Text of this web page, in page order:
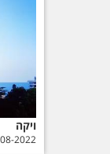
ויקה
2022